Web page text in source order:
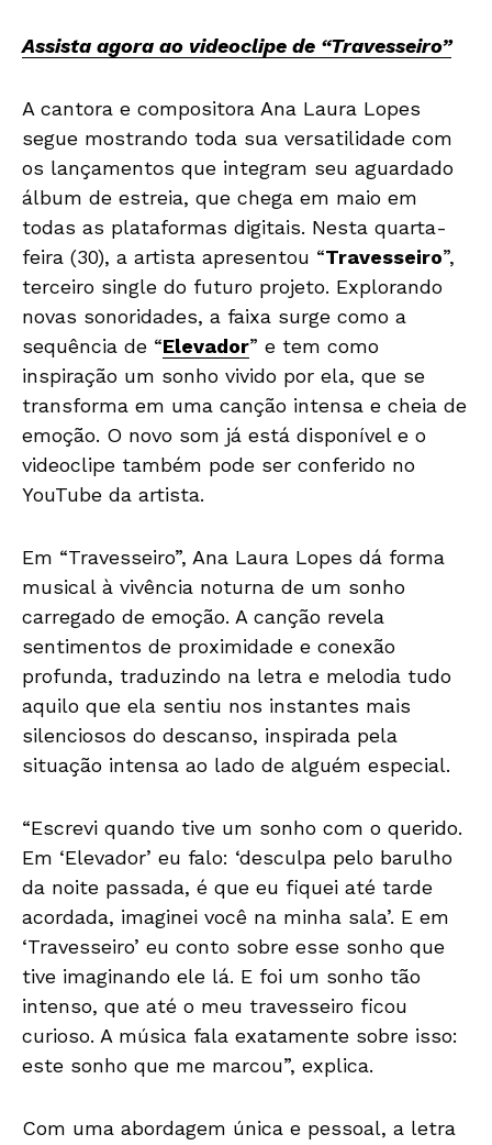
Assista agora ao videoclipe de “Travesseiro”
A cantora e compositora Ana Laura Lopes
segue mostrando toda sua versatilidade com
os lançamentos que integram seu aguardado
álbum de estreia, que chega em maio em
todas as plataformas digitais. Nesta quarta-
feira (30), a artista apresentou “Travesseiro”,
terceiro single do futuro projeto. Explorando
novas sonoridades, a faixa surge como a
sequência de “Elevador” e tem como
inspiração um sonho vivido por ela, que se
transforma em uma canção intensa e cheia de
emoção. O novo som já está disponível e o
videoclipe também pode ser conferido no
YouTube da artista.
Em “Travesseiro”, Ana Laura Lopes dá forma
musical à vivência noturna de um sonho
carregado de emoção. A canção revela
sentimentos de proximidade e conexão
profunda, traduzindo na letra e melodia tudo
aquilo que ela sentiu nos instantes mais
silenciosos do descanso, inspirada pela
situação intensa ao lado de alguém especial.
“Escrevi quando tive um sonho com o querido.
Em ‘Elevador’ eu falo: ‘desculpa pelo barulho
da noite passada, é que eu fiquei até tarde
acordada, imaginei você na minha sala’. E em
‘Travesseiro’ eu conto sobre esse sonho que
tive imaginando ele lá. E foi um sonho tão
intenso, que até o meu travesseiro ficou
curioso. A música fala exatamente sobre isso:
este sonho que me marcou”, explica.
Com uma abordagem única e pessoal, a letra